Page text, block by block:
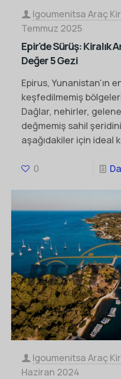
Igoumenitsa Araç
Temmuz 2025
Epir'de Sürüş: Kiralık
Değer 5 Gezi
Epirus, Yunanistan'ın
keşfedilmemiş
Dağlar, nehirler,
değmemiş sahil
aşağıdakiler için ideal
0
Igoumenitsa Araç
Haziran 2024